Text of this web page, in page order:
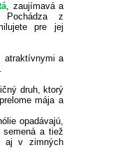
, zaujímavá a
z
pre jej
a
druh, ktorý
mája a
opadávajú,
semená a tiež
aj v zimných